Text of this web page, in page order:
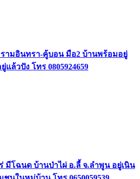
ามอินทรา-คู้บอน มือ2 บ้านพร้อมอยู่
แล้วปัง โทร 0805924659
มีโฉนด บ้านป่าไผ่ อ.ลี้ จ.ลำพูน อยู่เนิน